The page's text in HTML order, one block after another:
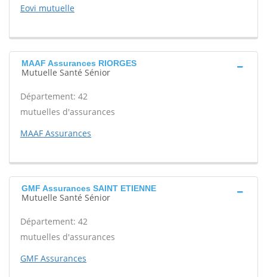
Eovi mutuelle
MAAF Assurances RIORGES
Mutuelle Santé Sénior
Département: 42
mutuelles d'assurances
MAAF Assurances
GMF Assurances SAINT ETIENNE
Mutuelle Santé Sénior
Département: 42
mutuelles d'assurances
GMF Assurances